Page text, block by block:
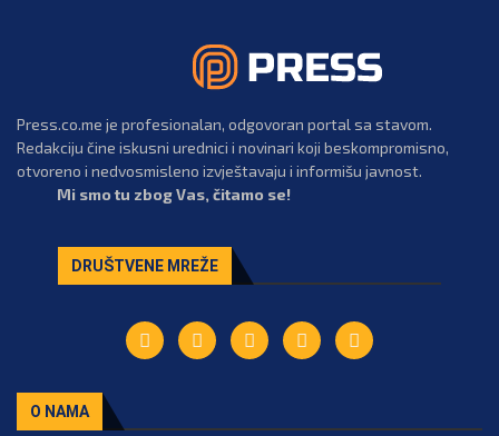
Press.co.me je profesionalan, odgovoran portal sa stavom.
Redakciju čine iskusni urednici i novinari koji beskompromisno,
otvoreno i nedvosmisleno izvještavaju i informišu javnost.
Mi smo tu zbog Vas, čitamo se!
DRUŠTVENE MREŽE
O NAMA